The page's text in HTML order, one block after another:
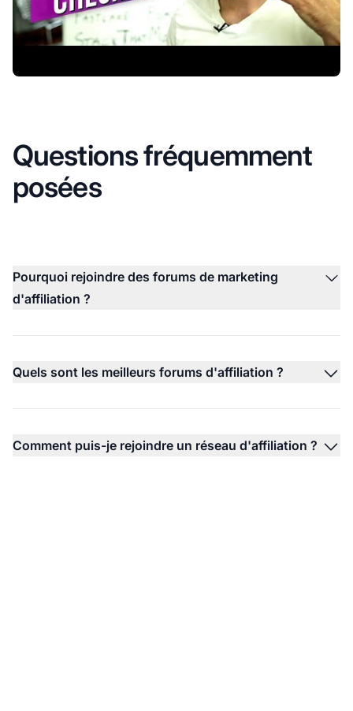
Questions fréquemment
posées
Pourquoi rejoindre des forums de marketing
d'affiliation ?
Quels sont les meilleurs forums d'affiliation ?
Comment puis-je rejoindre un réseau d'affiliation ?